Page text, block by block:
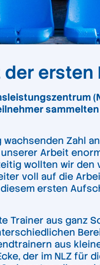
Zahl
Arbeit
wollten wir
voll auf die
ersten
Trainer aus
aus
der im NLZ